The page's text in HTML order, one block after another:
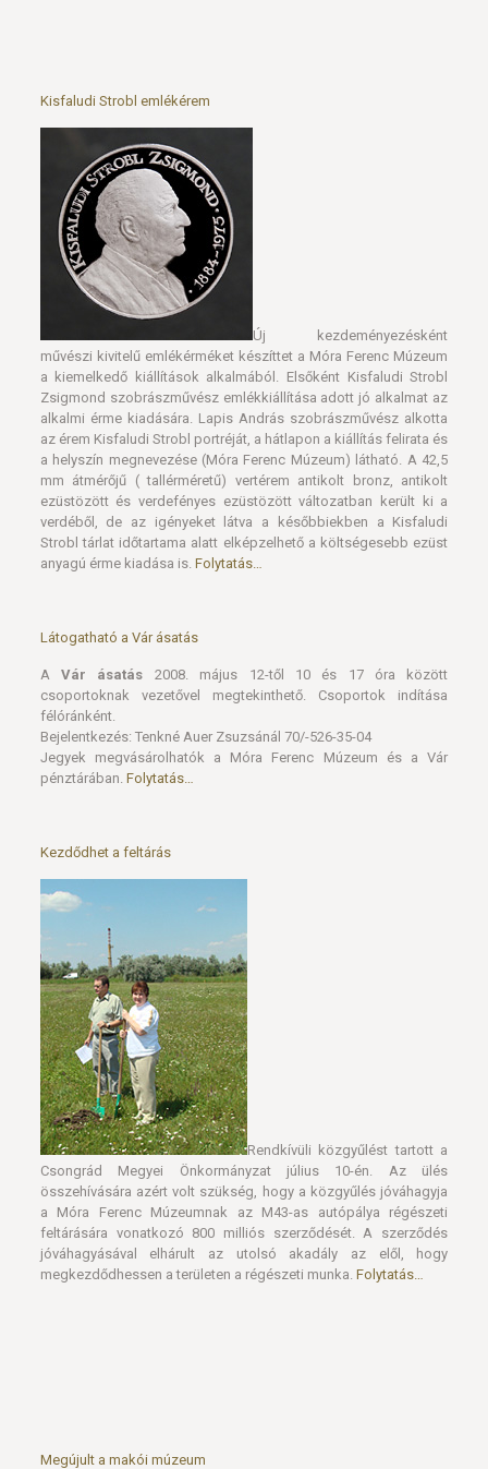
Kisfaludi Strobl emlékérem
Új kezdeményezésként
művészi kivitelű emlékérméket készíttet a Móra Ferenc Múzeum
a kiemelkedő kiállítások alkalmából. Elsőként Kisfaludi Strobl
Zsigmond szobrászművész emlékkiállítása adott jó alkalmat az
alkalmi érme kiadására. Lapis András szobrászművész alkotta
az érem Kisfaludi Strobl portréját, a hátlapon a kiállítás felirata és
a helyszín megnevezése (Móra Ferenc Múzeum) látható. A 42,5
mm átmérőjű ( tallérméretű) vertérem antikolt bronz, antikolt
ezüstözött és verdefényes ezüstözött változatban került ki a
verdéből, de az igényeket látva a későbbiekben a Kisfaludi
Strobl tárlat időtartama alatt elképzelhető a költségesebb ezüst
anyagú érme kiadása is. Folytatás…
Látogatható a Vár ásatás
AVár ásatás 2008. május 12-től 10 és 17 óra között
csoportoknak vezetővel megtekinthető. Csoportok indítása
félóránként.
Bejelentkezés: Tenkné Auer Zsuzsánál 70/-526-35-04
Jegyek megvásárolhatók a Móra Ferenc Múzeum és a Vár
pénztárában. Folytatás…
Kezdődhet a feltárás
Rendkívüli közgyűlést tartott a
Csongrád Megyei Önkormányzat július 10-én. Az ülés
összehívására azért volt szükség, hogy a közgyűlés jóváhagyja
a Móra Ferenc Múzeumnak az M43-as autópálya régészeti
feltárására vonatkozó 800 milliós szerződését. A szerződés
jóváhagyásával elhárult az utolsó akadály az elől, hogy
megkezdődhessen a területen a régészeti munka. Folytatás…
Megújult a makói múzeum